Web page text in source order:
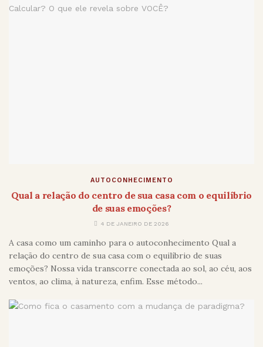
AUTOCONHECIMENTO
Qual a relação do centro de sua casa com o equilíbrio
de suas emoções?
4 DE JANEIRO DE 2026
A casa como um caminho para o autoconhecimento Qual a
relação do centro de sua casa com o equilíbrio de suas
emoções? Nossa vida transcorre conectada ao sol, ao céu, aos
ventos, ao clima, à natureza, enfim. Esse método...